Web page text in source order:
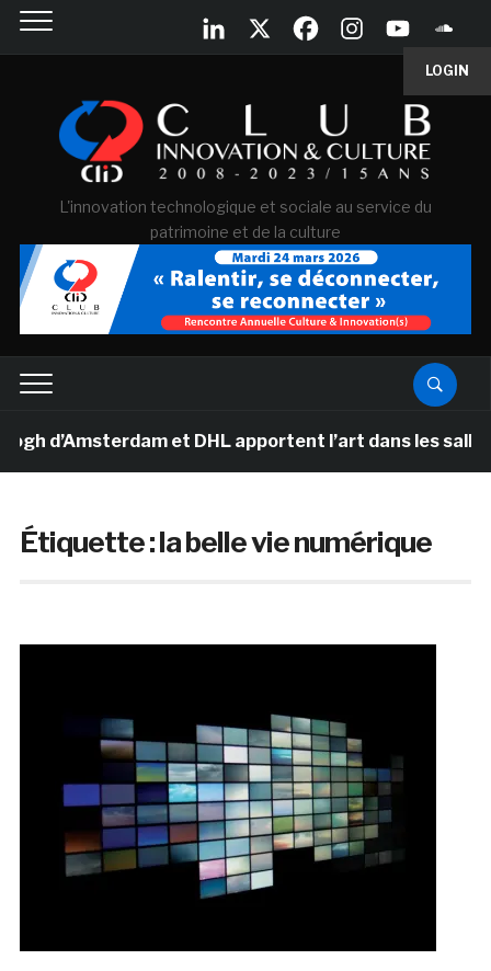
LOGIN
L'innovation technologique et sociale au service du
patrimoine et de la culture
d’Amsterdam et DHL apportent l’art dans les salles
Étiquette :la belle vie numérique